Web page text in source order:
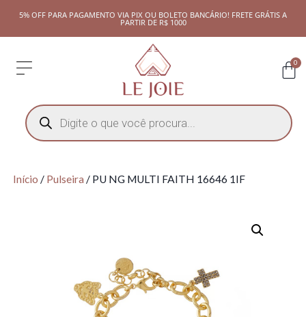
5% OFF PARA PAGAMENTO VIA PIX OU BOLETO BANCÁRIO! FRETE GRÁTIS A
PARTIR DE R$ 1000
0
Início / Pulseira / PU NG MULTI FAITH 16646 1IF